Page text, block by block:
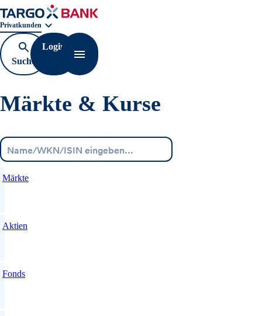
Geschäftsbereichnavigation. Aktuelle Auswahl:
Privatkunden
Suche
öffnen
Login
Navigation öffnen
Märkte & Kurse
Märkte
Aktien
Fonds